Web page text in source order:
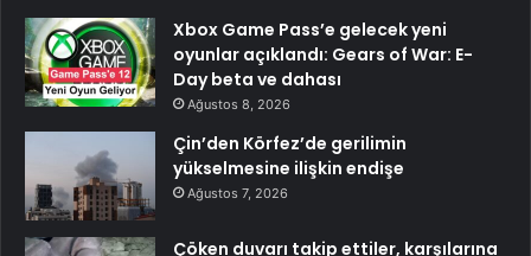
Xbox Game Pass’e gelecek yeni
oyunlar açıklandı: Gears of War: E-
Day beta ve dahası
Ağustos 8, 2026
Çin’den Körfez’de gerilimin
yükselmesine ilişkin endişe
Ağustos 7, 2026
Çöken duvarı takip ettiler, karşılarına